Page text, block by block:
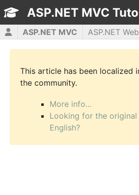
ASP.NET MVC
ASP.NET MVC ASP.NET
HTML5
JavaScript jQuery
This article has been localized
the community.
More info...
Looking for the
English?